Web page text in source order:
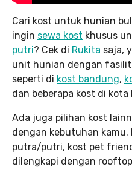
Cari kost untuk hunian
ingin sewa kost khusus
putri? Cek di Rukita saja,
unit hunian dengan
seperti di kost bandung,
dan beberapa kost di kota
Ada juga pilihan kost
dengan kebutuhan kamu.
putra/putri, kost pet
dilengkapi dengan